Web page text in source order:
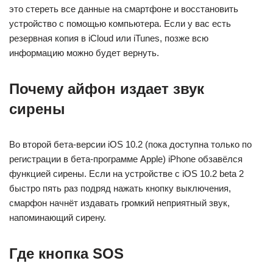
это стереть все данные на смартфоне и восстановить
устройство с помощью компьютера. Если у вас есть
резервная копия в iCloud или iTunes, позже всю
информацию можно будет вернуть.
Почему айфон издает звук
сирены
Во второй бета-версии iOS 10.2 (пока доступна только по
регистрации в бета-программе Apple) iPhone обзавёлся
функцией сирены. Если на устройстве с iOS 10.2 beta 2
быстро пять раз подряд нажать кнопку выключения,
смарфон начнёт издавать громкий неприятный звук,
напоминающий сирену.
Где кнопка SOS